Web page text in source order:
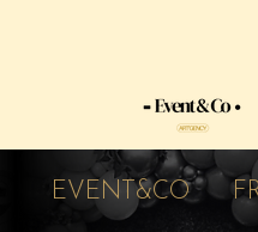
EVENT&CO